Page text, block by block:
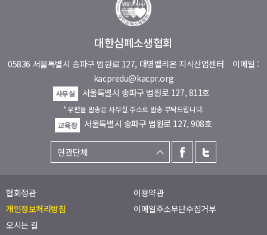
대한심폐소생협회
05836 서울특별시 송파구 법원로 127, 대명벨리온 지식산업센터 이메일 :
kacpredu@kacpr.org
사무실 서울특별시 송파구 법원로 127, 811호
* 우편물 발송은 사무실 주소로 발송 부탁드립니다.
교육장
서울특별시 송파구 법원로 127, 908호
협회정관
이용약관
개인정보처리방침
이메일주소무단수집거부
오시는 길